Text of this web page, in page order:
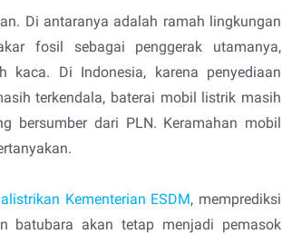
Di antaranya adalah ramah lingkungan
fosil sebagai penggerak utamanya,
kaca. Di Indonesia, karena penyediaan
terkendala, baterai mobil listrik masih
bersumber dari PLN. Keramahan mobil
Kementerian ESDM, memprediksi
batubara akan tetap menjadi pemasok